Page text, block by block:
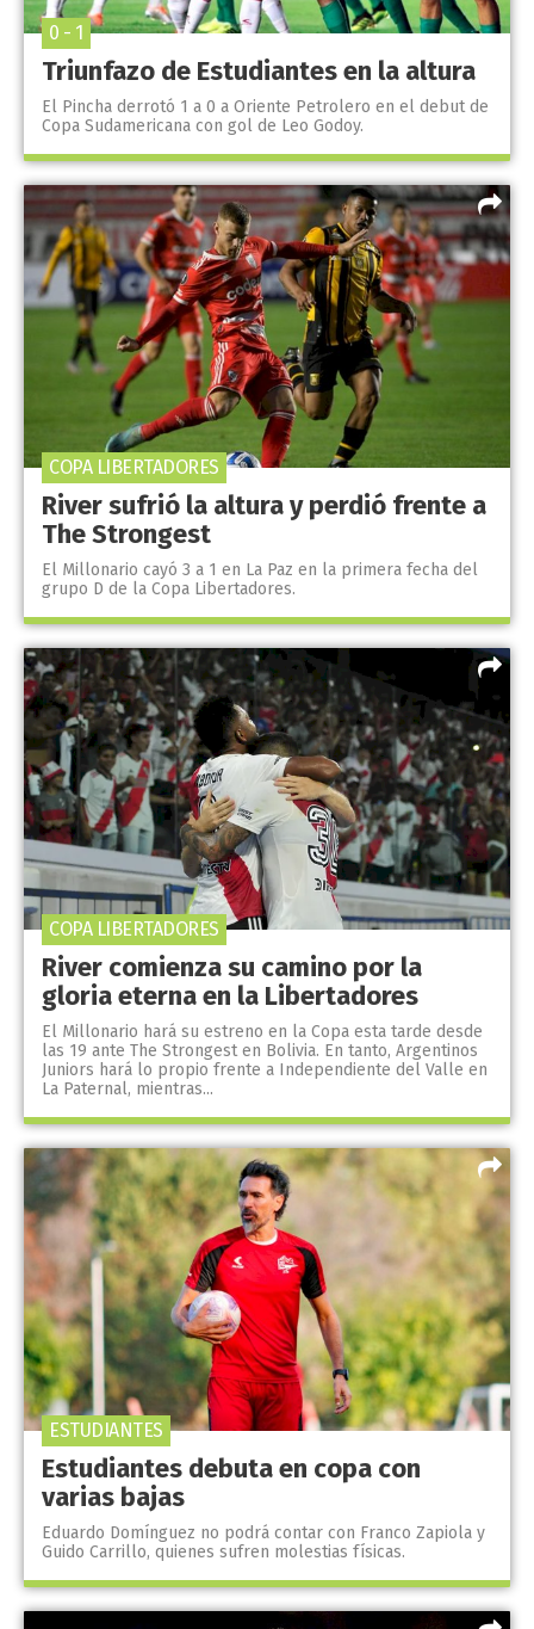
Triunfazo de Estudiantes en la altura
El Pincha derrotó 1 a 0 a Oriente Petrolero en el debut de
Copa Sudamericana con gol de Leo Godoy.
0 - 1
River sufrió la altura y perdió frente a
The Strongest
El Millonario cayó 3 a 1 en La Paz en la primera fecha del
grupo D de la Copa Libertadores.
COPA LIBERTADORES
River comienza su camino por la
gloria eterna en la Libertadores
El Millonario hará su estreno en la Copa esta tarde desde
las 19 ante The Strongest en Bolivia. En tanto, Argentinos
Juniors hará lo propio frente a Independiente del Valle en
La Paternal, mientras...
COPA LIBERTADORES
Estudiantes debuta en copa con
varias bajas
Eduardo Domínguez no podrá contar con Franco Zapiola y
Guido Carrillo, quienes sufren molestias físicas.
ESTUDIANTES